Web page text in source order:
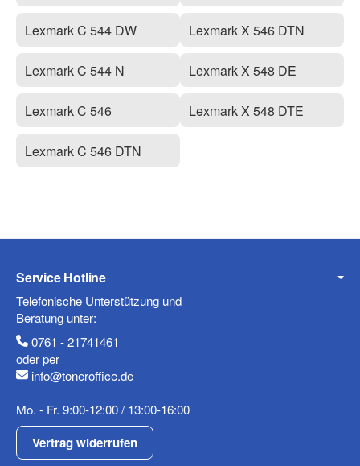
Lexmark C 544 DW
Lexmark C 544 N
Lexmark C 546
Lexmark C 546 DTN
Lexmark X 546 DTN
Lexmark X 548 DE
Lexmark X 548 DTE
Service Hotline
Telefonische Unterstützung und
Beratung unter:
0761 - 21741461
oder per
info@toneroffice.de
Mo. - Fr. 9:00-12:00 / 13:00-16:00
Vertrag widerrufen